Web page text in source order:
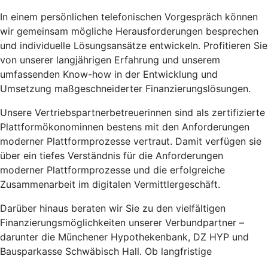
In einem persönlichen telefonischen Vorgespräch können
wir gemeinsam mögliche Herausforderungen besprechen
und individuelle Lösungsansätze entwickeln. Profitieren Sie
von unserer langjährigen Erfahrung und unserem
umfassenden Know-how in der Entwicklung und
Umsetzung maßgeschneiderter Finanzierungslösungen.
Unsere Vertriebspartnerbetreuerinnen sind als zertifizierte
Plattformökonominnen bestens mit den Anforderungen
moderner Plattformprozesse vertraut. Damit verfügen sie
über ein tiefes Verständnis für die Anforderungen
moderner Plattformprozesse und die erfolgreiche
Zusammenarbeit im digitalen Vermittlergeschäft.
Darüber hinaus beraten wir Sie zu den vielfältigen
Finanzierungsmöglichkeiten unserer Verbundpartner –
darunter die Münchener Hypothekenbank, DZ HYP und
Bausparkasse Schwäbisch Hall. Ob langfristige